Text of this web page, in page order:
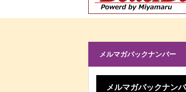
メルマガバックナンバー
メルマガバックナン